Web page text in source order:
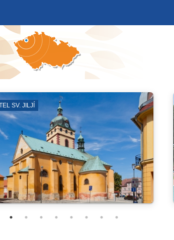
VENKOVNÍ PROSTRANSTVÍ